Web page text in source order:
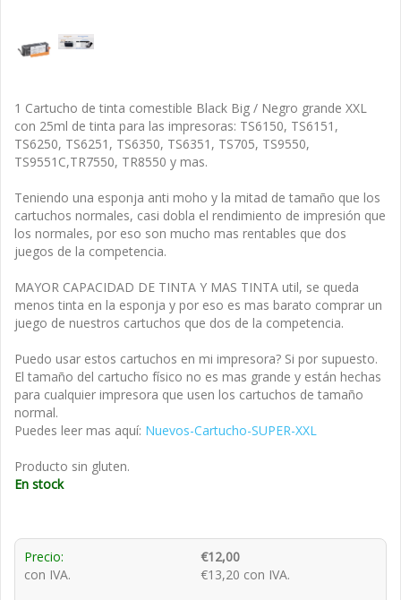
1 Cartucho de tinta comestible Black Big / Negro grande XXL
con 25ml de tinta para las impresoras: TS6150, TS6151,
TS6250, TS6251, TS6350, TS6351, TS705, TS9550,
TS9551C,TR7550, TR8550 y mas.
Teniendo una esponja anti moho y la mitad de tamaño que los
cartuchos normales, casi dobla el rendimiento de impresión que
los normales, por eso son mucho mas rentables que dos
juegos de la competencia.
MAYOR CAPACIDAD DE TINTA Y MAS TINTA util, se queda
menos tinta en la esponja y por eso es mas barato comprar un
juego de nuestros cartuchos que dos de la competencia.
Puedo usar estos cartuchos en mi impresora? Si por supuesto.
El tamaño del cartucho físico no es mas grande y están hechas
para cualquier impresora que usen los cartuchos de tamaño
normal.
Puedes leer mas aquí: Nuevos-Cartucho-SUPER-XXL
Producto sin gluten.
En stock
Precio:
€12,00
con IVA.
€13,20 con IVA.